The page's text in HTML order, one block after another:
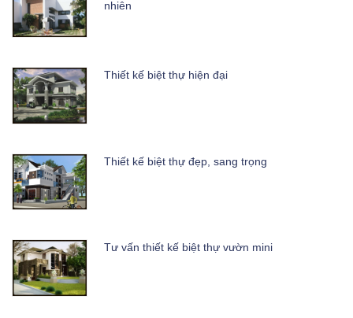
nhiên
Thiết kế biệt thự hiện đại
Thiết kế biệt thự đẹp, sang trọng
Tư vấn thiết kế biệt thự vườn mini